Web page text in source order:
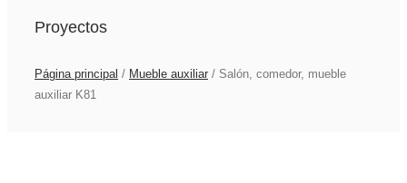
Proyectos
Página principal / Mueble auxiliar / Salón, comedor, mueble
auxiliar K81